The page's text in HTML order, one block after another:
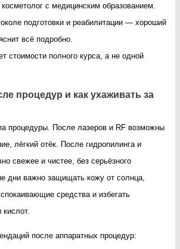
с медицинским образованием.
подготовки и реабилитации — хороший
всё подробно.
стоимости полного курса, а не одной
процедур и как ухаживать за
процедуры. После лазеров и RF возможны
лёгкий отёк. После гидропилинга и
свежее и чистее, без серьёзного
дни важно защищать кожу от солнца,
средства и избегать
кислот.
после аппаратных процедур: